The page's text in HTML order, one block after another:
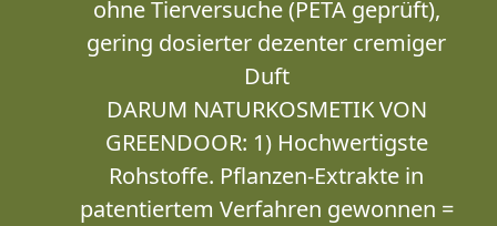
ohne Tierversuche (PETA geprüft),
gering dosierter dezenter cremiger
Duft
DARUM NATURKOSMETIK VON
GREENDOOR: 1) Hochwertigste
Rohstoffe. Pflanzen-Extrakte in
patentiertem Verfahren gewonnen =